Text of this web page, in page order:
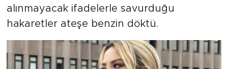
alınmayacak ifadelerle savurduğu
hakaretler ateşe benzin döktü.